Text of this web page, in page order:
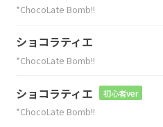
*ChocoLate Bomb!!
ショコラティエ
*ChocoLate Bomb!!
ショコラティエ 初心者ver
*ChocoLate Bomb!!